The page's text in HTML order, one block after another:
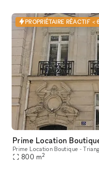
PROPRIÉTAIRE RÉACTIF <
Prime Location
800 m2